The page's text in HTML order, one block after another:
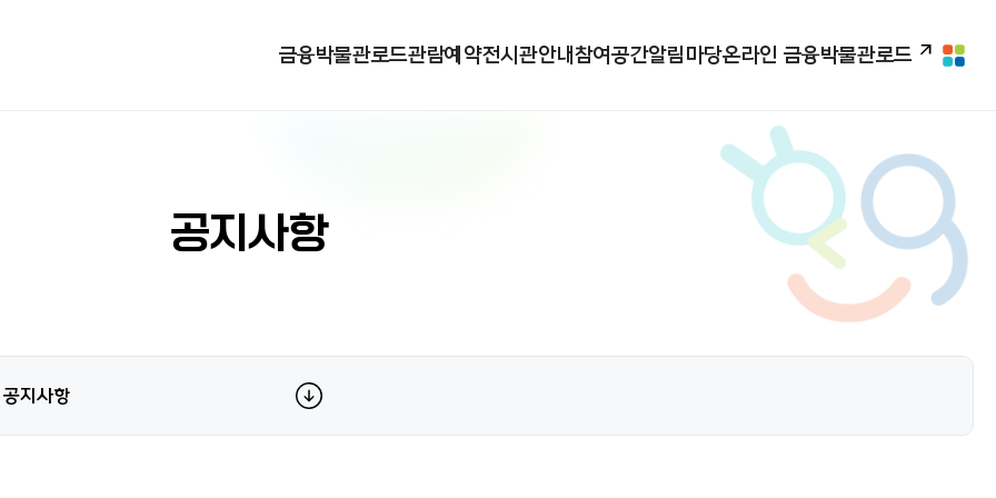
금융박물관로드관람예약전시관안내 참여공간알림마당온라인 금융박물관로드
공지사항
공지사항